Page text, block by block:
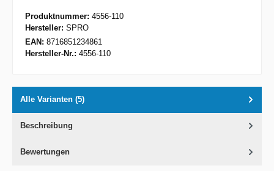
Produktnummer: 4556-110
Hersteller: SPRO
EAN: 8716851234861
Hersteller-Nr.: 4556-110
Alle Varianten (5)
Beschreibung
Bewertungen